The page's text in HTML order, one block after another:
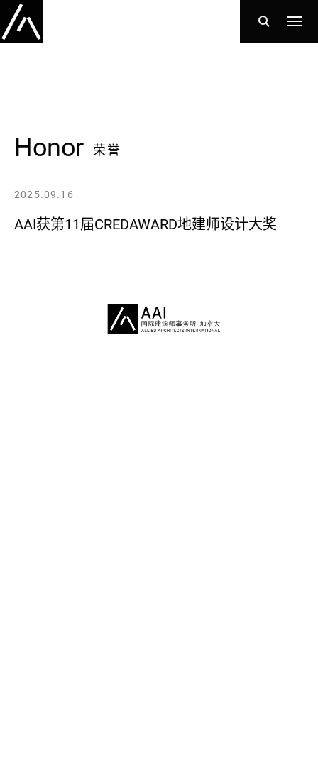
Honor 荣誉
2025.09.16
AAI获第11届CREDAWARD地建师设计大奖